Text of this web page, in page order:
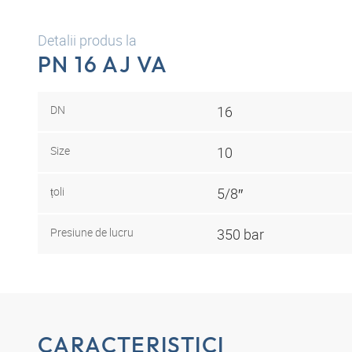
Detalii produs la
PN 16 AJ VA
DN 16
Size 10
țoli 5/8″
Presiune de lucru 350 bar
CARACTERISTICI